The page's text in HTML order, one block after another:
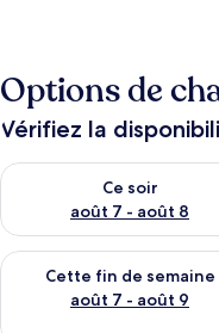
Options de
Vérifiez la
Ce soir
août 7 - août 8
Vérifier la disponibilité
Cette fin de semaine
août 7 - août 9
Vérifier la disponibilité